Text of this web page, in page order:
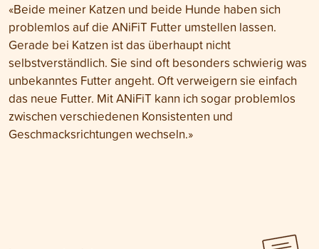
«Beide meiner Katzen und beide Hunde haben sich
problemlos auf die ANiFiT Futter umstellen lassen.
Gerade bei Katzen ist das überhaupt nicht
selbstverständlich. Sie sind oft besonders schwierig was
unbekanntes Futter angeht. Oft verweigern sie einfach
das neue Futter. Mit ANiFiT kann ich sogar problemlos
zwischen verschiedenen Konsistenten und
Geschmacksrichtungen wechseln.»